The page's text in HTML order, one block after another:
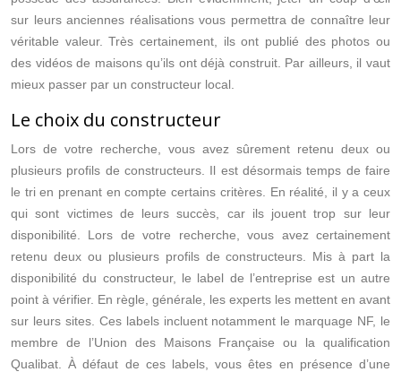
sur leurs anciennes réalisations vous permettra de connaître leur
véritable valeur. Très certainement, ils ont publié des photos ou
des vidéos de maisons qu’ils ont déjà construit. Par ailleurs, il vaut
mieux passer par un constructeur local.
Le choix du constructeur
Lors de votre recherche, vous avez sûrement retenu deux ou
plusieurs profils de constructeurs. Il est désormais temps de faire
le tri en prenant en compte certains critères. En réalité, il y a ceux
qui sont victimes de leurs succès, car ils jouent trop sur leur
disponibilité. Lors de votre recherche, vous avez certainement
retenu deux ou plusieurs profils de constructeurs. Mis à part la
disponibilité du constructeur, le label de l’entreprise est un autre
point à vérifier. En règle, générale, les experts les mettent en avant
sur leurs sites. Ces labels incluent notamment le marquage NF, le
membre de l’Union des Maisons Française ou la qualification
Qualibat. À défaut de ces labels, vous êtes en présence d’une